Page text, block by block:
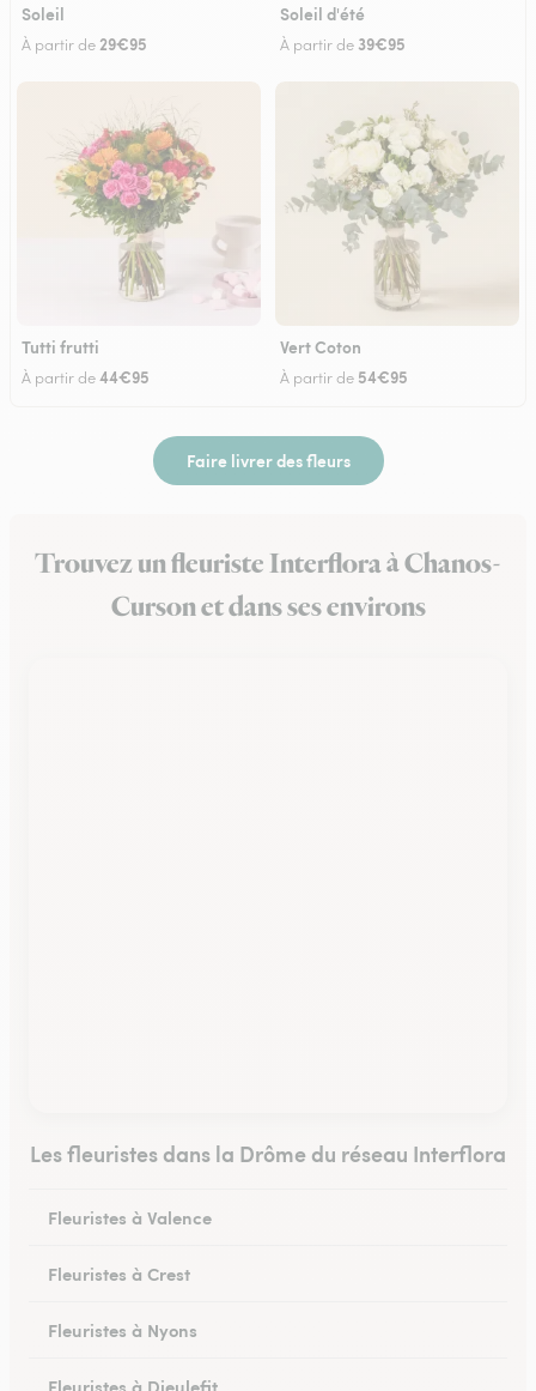
Soleil
À partir de 29€95
Soleil d'été
À partir de 39€95
Tutti frutti
À partir de44€95
Vert Coton
À partir de 54€95
Faire livrer des fleurs
Trouvez un fleuriste Interflora à Chanos-
Curson et dans ses environs
Les fleuristes dans la Drôme du réseau Interflora
Fleuristes à Valence
Fleuristes à Crest
Fleuristes à Nyons
Fleuristes à Dieulefit